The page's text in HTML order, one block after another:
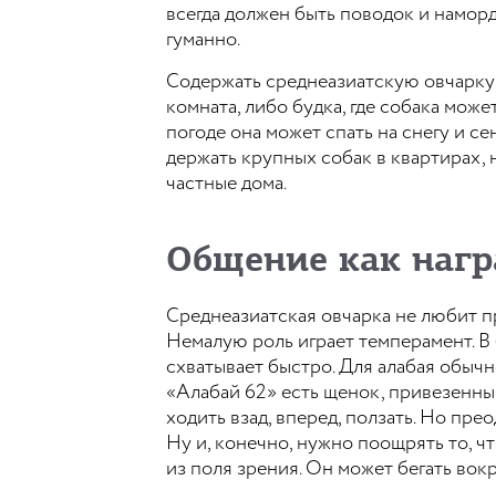
всегда должен быть поводок и
гуманно.
Содержать среднеазиатскую
комната, либо будка, где собака
погоде она может спать на снегу и
держать крупных собак в
частные дома.
Общение как
Среднеазиатская овчарка не любит
Немалую роль играет темперамент.
схватывает быстро. Для алабая
«Алабай 62» есть щенок,
ходить взад, вперед, ползать. Но
Ну и, конечно, нужно поощрять то,
из поля зрения. Он может бегать